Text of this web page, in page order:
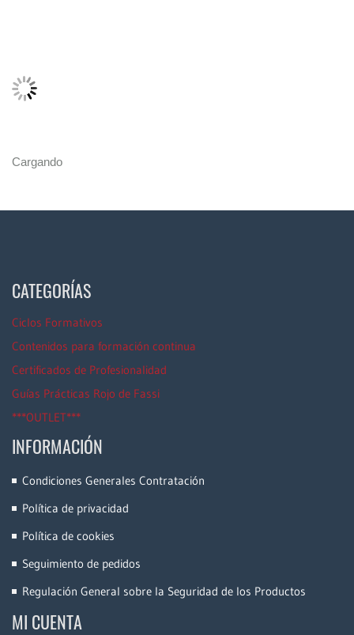
Cargando
CATEGORÍAS
Ciclos Formativos
Contenidos para formación continua
Certificados de Profesionalidad
Guías Prácticas Rojo de Fassi
***OUTLET***
INFORMACIÓN
Condiciones Generales Contratación
Política de privacidad
Política de cookies
Seguimiento de pedidos
Regulación General sobre la Seguridad de los Productos
MI CUENTA